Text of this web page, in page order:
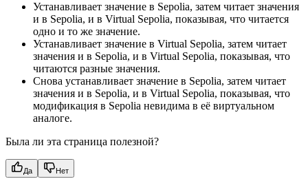
Устанавливает значение в Sepolia, затем читает значения
и в Sepolia, и в Virtual Sepolia, показывая, что читается
одно и то же значение.
Устанавливает значение в Virtual Sepolia, затем читает
значения и в Sepolia, и в Virtual Sepolia, показывая, что
читаются разные значения.
Снова устанавливает значение в Sepolia, затем читает
значения и в Sepolia, и в Virtual Sepolia, показывая, что
модификация в Sepolia невидима в её виртуальном
аналоге.
Была ли эта страница полезной?
Да Нет